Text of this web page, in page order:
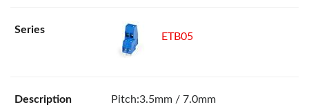
ETB05
Pitch:3.5mm / 7.0mm